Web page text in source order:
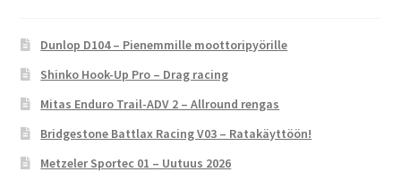
Dunlop D104 – Pienemmille moottoripyörille
Shinko Hook-Up Pro – Drag racing
Mitas Enduro Trail-ADV 2 – Allround rengas
Bridgestone Battlax Racing V03 – Ratakäyttöön!
Metzeler Sportec 01 – Uutuus 2026